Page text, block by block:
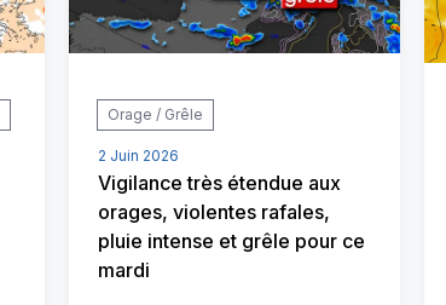
Orage / Grêle
2 Juin 2026
Vigilance très étendue aux
orages, violentes rafales,
pluie intense et grêle pour ce
mardi